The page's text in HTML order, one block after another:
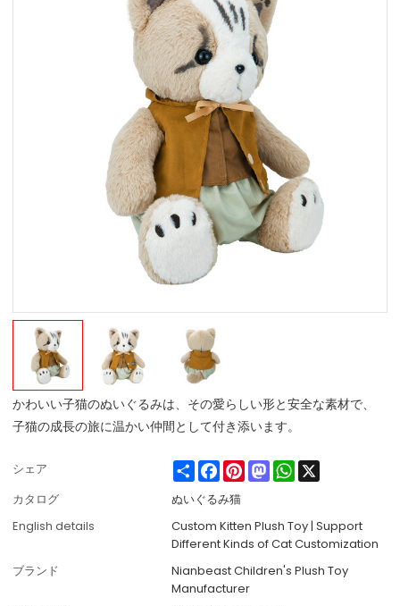
かわいい子猫のぬいぐるみは、その愛らしい形と安全な素材で、
子猫の成長の旅に温かい仲間として付き添います。
シェア ShareFacebook
PinterestMastodonWhatsApp
カタログ
ぬいぐるみ猫
English details
Custom Kitten Plush Toy | Support
Different Kinds of Cat Customization
ブランド
Nianbeast Children's Plush Toy
Manufacturer